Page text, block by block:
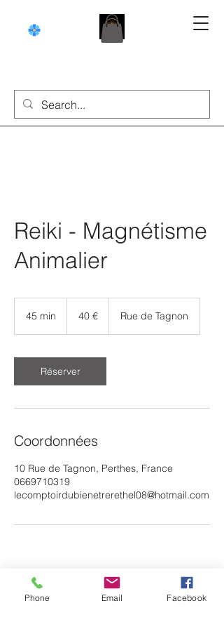
Reiki - Magnétisme
Animalier
45 min
i
n
40 € Rue de Tagnon
Réserver
Coordonnées
10 Rue de Tagnon, Perthes, France
0669710319
lecomptoirdubienetrerethel08@hotmail.com
Phone Email Facebook